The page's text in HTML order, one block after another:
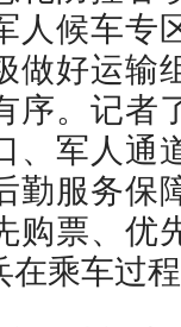
人候车专
做好运输
序。记者
、军人通
勤服务保
购票、优
在乘车过